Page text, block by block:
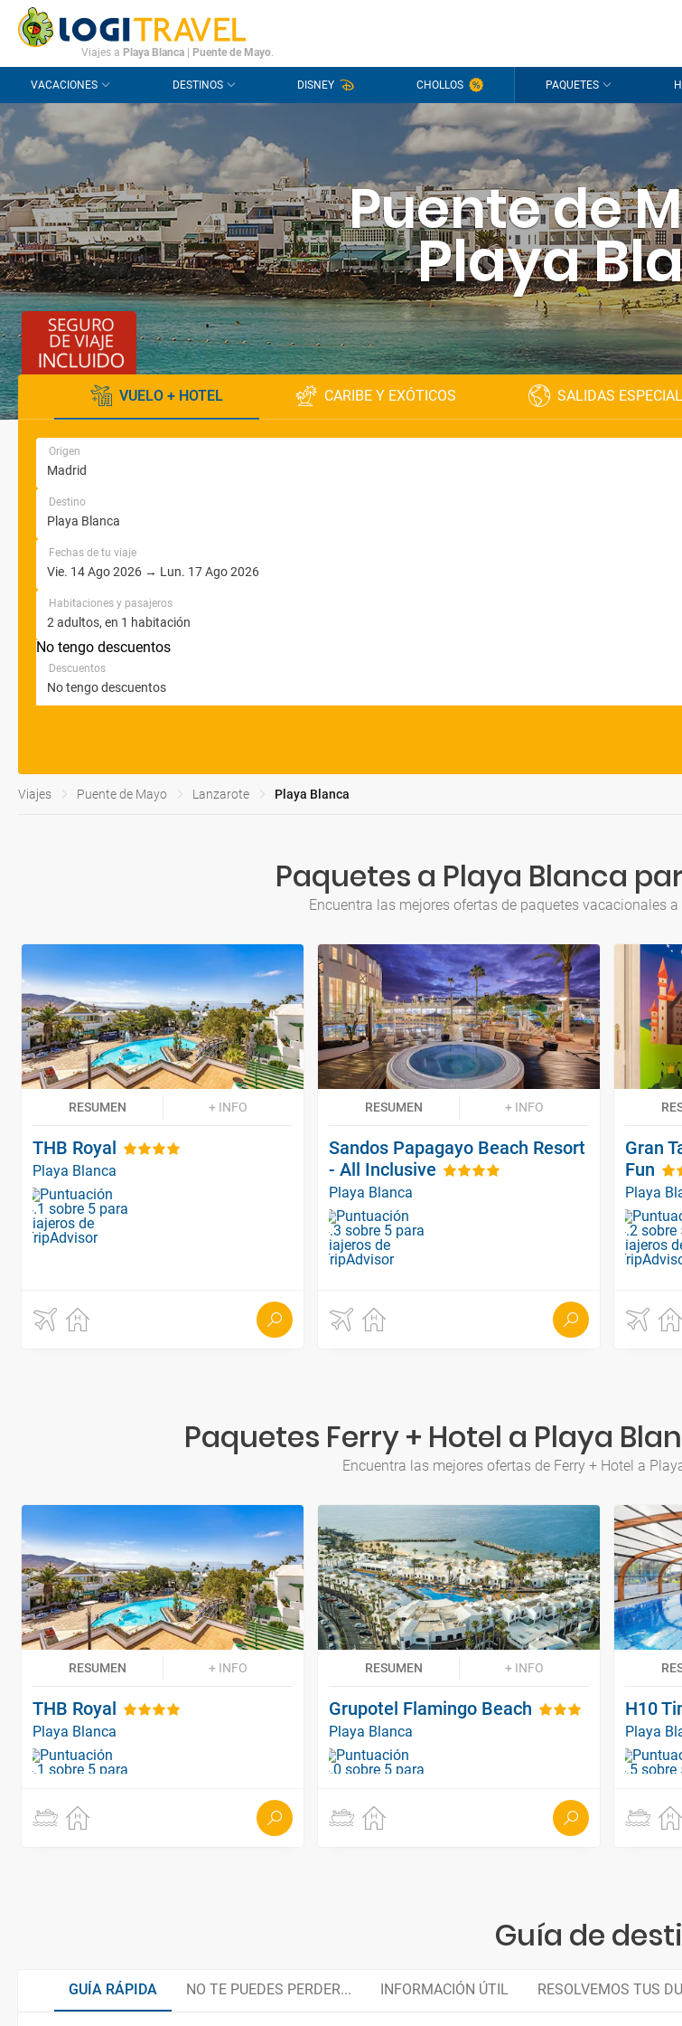
CONTACTO PREGUNTAS FRECUENTES
Viajes a Playa Blanca Puente de Mayo.
VACACIONES DESTINOS DISNEY CHOLLOS PAQUETES
Puente de
Playa
VUELO + HOTEL CARIBE Y EXÓTICOS SALIDAS
Origen
Destino
Fechas de tu viaje
Habitaciones y pasajeros
No tengo descuentos
Descuentos
Viajes Puente de Mayo Lanzarote Playa Blanca
Paquetes a Playa Blanca
Encuentra las mejores ofertas de paquetes vacacionales
RESUMEN + INFO
THB Royal
Playa Blanca
RESUMEN + INFO
Sandos Papagayo Beach Resort
- All Inclusive
Playa Blanca
Gran
Fun
Playa
Paquetes Ferry + Hotel a Playa
Encuentra las mejores ofertas de Ferry + Hotel a
RESUMEN + INFO
THB Royal
Playa Blanca
RESUMEN + INFO
Grupotel Flamingo Beach
Playa Blanca
H10
Playa
Guía de
GUÍA RÁPIDA NO TE PUEDES PERDER... INFORMACIÓN ÚTIL RESOLVEMOS TUS